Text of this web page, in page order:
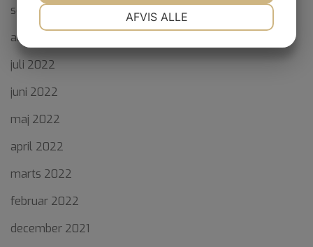
september 2022
august 2022
juli 2022
juni 2022
maj 2022
april 2022
marts 2022
februar 2022
december 2021
AFVIS ALLE